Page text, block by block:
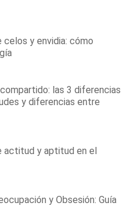
y envidia: cómo
las 3 diferencias
y diferencias entre
actitud y aptitud en el
y Obsesión: Guía